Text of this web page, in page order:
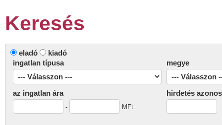
Keresés
eladó
kiadó
ingatlan típusa
megye
az ingatlan ára
- MFt
hirdetés